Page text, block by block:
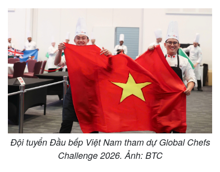
Đội tuyển Đầu bếp Việt Nam tham dự Global Chefs
Challenge 2026. Ảnh: BTC